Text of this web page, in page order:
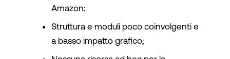
Amazon;
Struttura e moduli poco coinvolgenti e
a basso impatto grafico;